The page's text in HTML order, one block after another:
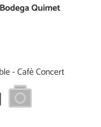
Quimet
- Cafè Concert